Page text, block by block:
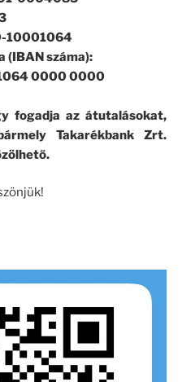
10001064
(IBAN száma):
0000 0000
fogadja az átutalásokat,
Takarékbank Zrt.